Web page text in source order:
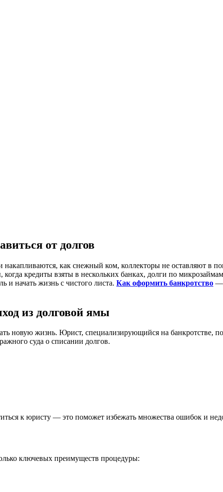
от долгов
как снежный ком, коллекторы не оставляют в
кредиты взяты в нескольких банках, долги по
и начать жизнь с чистого листа. Как оформить банкротство —
из долговой ямы
новую жизнь. Юрист, специализирующийся на банкротстве,
суда о списании долгов.
к юристу — это поможет избежать множества ошибок и
ключевых преимуществ процедуры: